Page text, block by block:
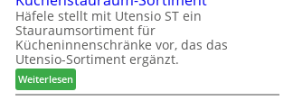
n
t
e
x
s
t
e
i
P
r
e
i
s
Häfele stellt mit Utensio ST ein
Stauraumsortiment für
Kücheninnenschränke vor, das das
Utensio-Sortiment ergänzt.
Weiterlesen:
K